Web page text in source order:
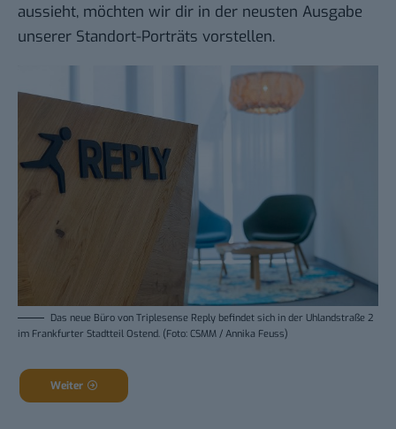
aussieht, möchten wir dir in der neusten Ausgabe
unserer Standort-Porträts vorstellen.
Das neue Büro von Triplesense Reply befindet sich in der Uhlandstraße 2
im Frankfurter Stadtteil Ostend. (Foto: CSMM / Annika Feuss)
Weiter